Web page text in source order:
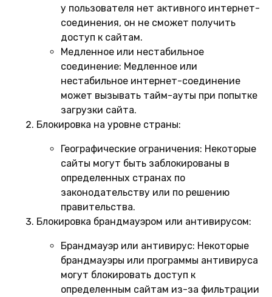
у пользователя нет активного интернет-
соединения, он не сможет получить
доступ к сайтам.
Медленное или нестабильное
соединение: Медленное или
нестабильное интернет-соединение
может вызывать тайм-ауты при попытке
загрузки сайта.
Блокировка на уровне страны:
Географические ограничения: Некоторые
сайты могут быть заблокированы в
определенных странах по
законодательству или по решению
правительства.
Блокировка брандмауэром или антивирусом:
Брандмауэр или антивирус: Некоторые
брандмауэры или программы антивируса
могут блокировать доступ к
определенным сайтам из-за фильтрации